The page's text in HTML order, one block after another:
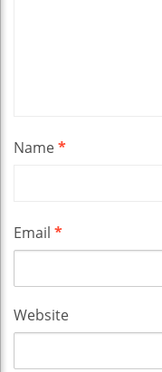
Name*
Email *
Website